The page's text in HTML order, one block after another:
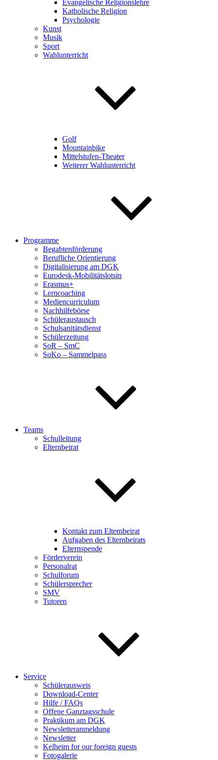
Evangelische Religionslehre
Katholische Religion
Psychologie
Kunst
Musik
Sport
Wahlunterricht
Golf
Mountainbike
Mittelstufen-Theater
Weiterer Wahlunterricht
Programme
Begabtenförderung
Berufliche Orientierung
Digitalisierung am DGK
Eurodesk-Mobilitätslotsin
Erasmus+
Lerncoaching
Mediencurriculum
Nachhilfebörse
Schüleraustausch
Schulsanitätsdienst
Schülerzeitung
SoR – SmC
SoKo – Sammelpass
Teams
Schulleitung
Elternbeirat
Kontakt zum Elternbeirat
Aufgaben des Elternbeirats
Elternspende
Förderverein
Personalrat
Schulforum
Schülersprecher
SMV
Tutoren
Service
Schülerausweis
Download-Center
Hilfe / FAQs
Offene Ganztagsschule
Praktikum am DGK
Newsletteranmeldung
Newsletter
Kelheim for our foreign guests
Fotogalerie